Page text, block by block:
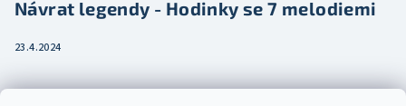
Návrat legendy - Hodinky se 7 melodiemi
23.4.2024